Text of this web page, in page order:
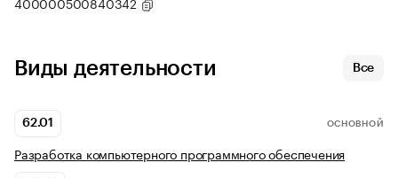
Виды деятельности Все
62.01 ОСНОВНОЙ
Разработка компьютерного программного обеспечения